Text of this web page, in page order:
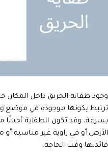
وجود طفاية الحريق داخل المكان
ترتبط بكونها موجودة في موضع
بسرعة، وقد تكون الطفاية
الأرض أو في زاوية غير مناسبة
فائدتها وقت الحاجة.